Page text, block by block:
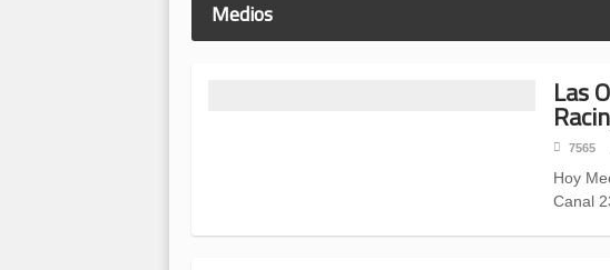
Medios
Las
7565
Hoy
Canal